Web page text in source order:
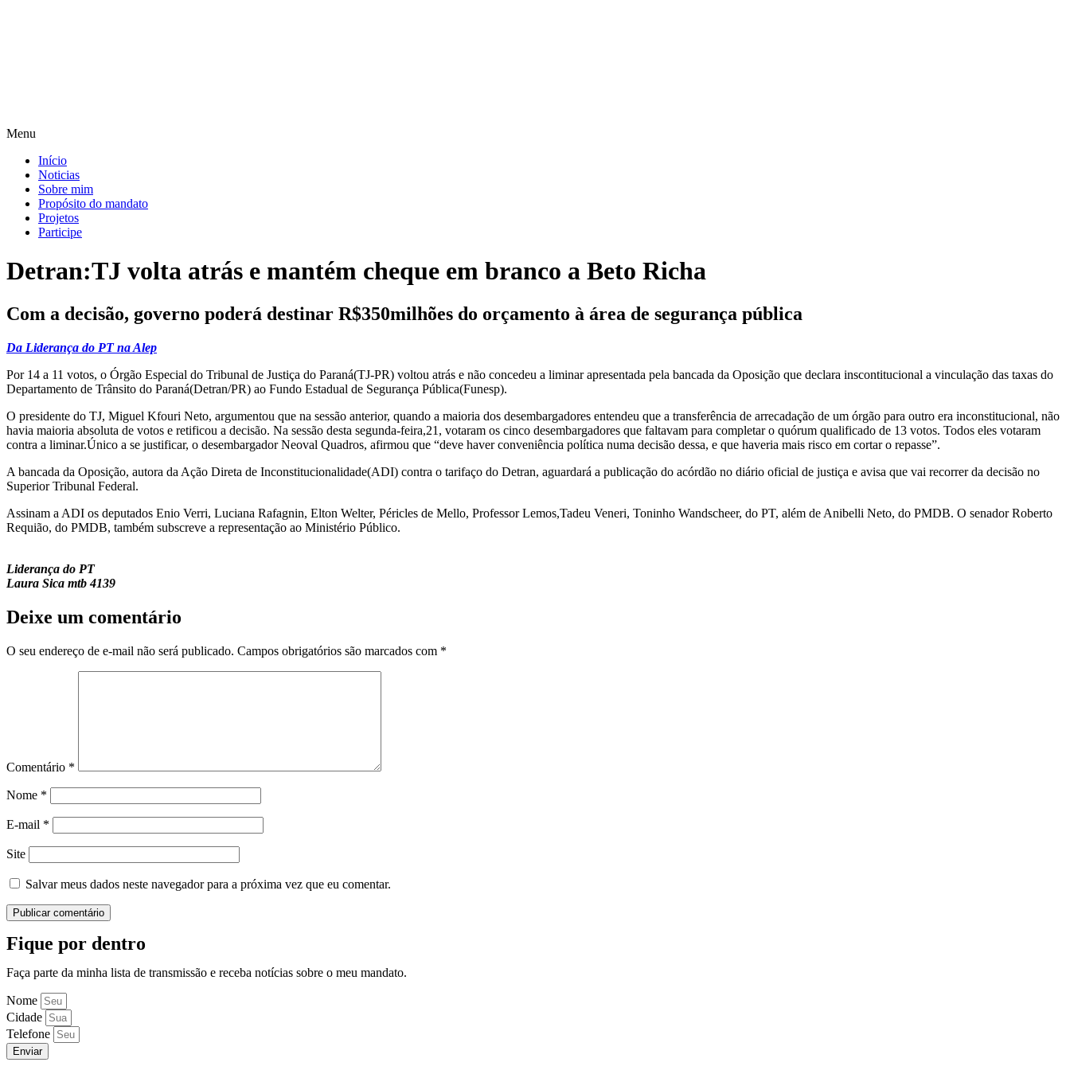
Menu
Início
Noticias
Sobre mim
Propósito do mandato
Projetos
Participe
Detran:TJ volta atrás e mantém cheque em branco a Beto Richa
Com a decisão, governo poderá destinar R$350milhões do orçamento à área de segurança pública
Da Liderança do PT na Alep
Por 14 a 11 votos, o Órgão Especial do Tribunal de Justiça do Paraná(TJ-PR) voltou atrás e não concedeu a liminar apresentada pela bancada da Oposição que declara inscontitucional a vinculação das taxas do
Departamento de Trânsito do Paraná(Detran/PR) ao Fundo Estadual de Segurança Pública(Funesp).
O presidente do TJ, Miguel Kfouri Neto, argumentou que na sessão anterior, quando a maioria dos desembargadores entendeu que a transferência de arrecadação de um órgão para outro era inconstitucional, não
havia maioria absoluta de votos e retificou a decisão. Na sessão desta segunda-feira,21, votaram os cinco desembargadores que faltavam para completar o quórum qualificado de 13 votos. Todos eles votaram
contra a liminar.Único a se justificar, o desembargador Neoval Quadros, afirmou que “deve haver conveniência política numa decisão dessa, e que haveria mais risco em cortar o repasse”.
A bancada da Oposição, autora da Ação Direta de Inconstitucionalidade(ADI) contra o tarifaço do Detran, aguardará a publicação do acórdão no diário oficial de justiça e avisa que vai recorrer da decisão no
Superior Tribunal Federal.
Assinam a ADI os deputados Enio Verri, Luciana Rafagnin, Elton Welter, Péricles de Mello, Professor Lemos,Tadeu Veneri, Toninho Wandscheer, do PT, além de Anibelli Neto, do PMDB. O senador Roberto
Requião, do PMDB, também subscreve a representação ao Ministério Público.
Liderança do PT
Laura Sica mtb 4139
Deixe um comentário
O seu endereço de e-mail não será publicado. Campos obrigatórios são marcados com *
Comentário *
Nome *
E-mail *
Site
Salvar meus dados neste navegador para a próxima vez que eu comentar.
Fique por dentro
Faça parte da minha lista de transmissão e receba notícias sobre o meu mandato.
Nome
Cidade
Telefone
Enviar